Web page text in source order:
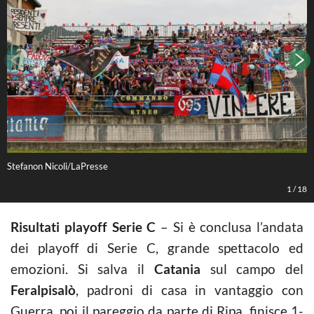
Stefanon Nicoli/LaPresse
1 /18
Risultati playoff Serie C – Si è conclusa l’andata
dei playoff di Serie C, grande spettacolo ed
emozioni. Si salva il Catania sul campo del
Feralpisalò, padroni di casa in vantaggio con